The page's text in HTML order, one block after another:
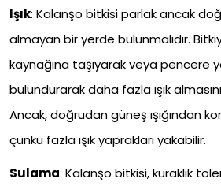
Işık: Kalanşo bitkisi parlak ancak
almayan bir yerde bulunmalıdır.
kaynağına taşıyarak veya pencere
bulundurarak daha fazla ışık
Ancak, doğrudan güneş ışığından
çünkü fazla ışık yaprakları yakabilir.
Sulama: Kalanşo bitkisi, kuraklık